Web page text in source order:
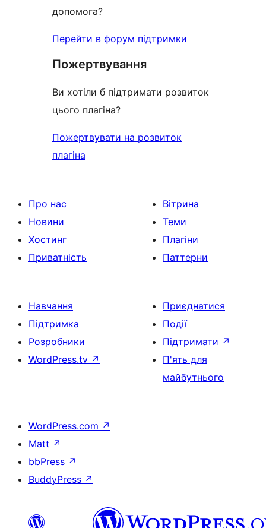
допомога?
Перейти в форум підтримки
Пожертвування
Ви хотіли б підтримати розвиток
цього плагіна?
Пожертвувати на розвиток
плагіна
Про нас
Новини
Хостинг
Приватність
Вітрина
Теми
Плагіни
Паттерни
Навчання
Підтримка
Розробники
WordPress.tv ↗
Приєднатися
Події
Підтримати ↗
П'ять для
майбутнього
WordPress.com ↗
Matt ↗
bbPress ↗
BuddyPress ↗